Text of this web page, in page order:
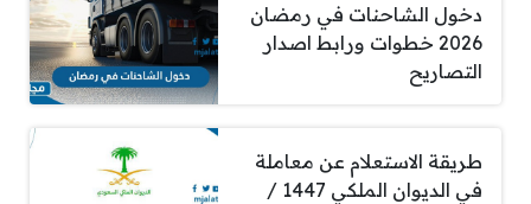
دخول الشاحنات في رمضان
2026 خطوات ورابط اصدار
التصاريح
طريقة الاستعلام عن معاملة
في الديوان الملكي 1447 /